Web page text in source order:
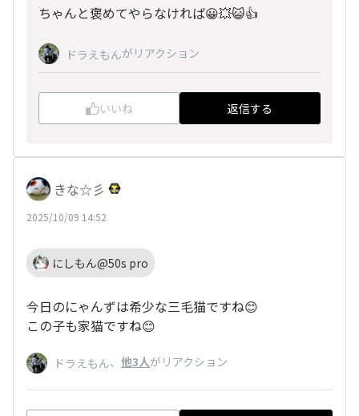
ちゃんと褒めてやらなければ😀💥😺👍
ドラえもんがリアクション
いいね 返信する
きな☆彡
2025/10/09 14:52
にしもん@50s pro
今日のにゃんずは希少な三毛猫ですね😊
この子も家猫ですね😊
ドラえもん、 他3人がリアクション